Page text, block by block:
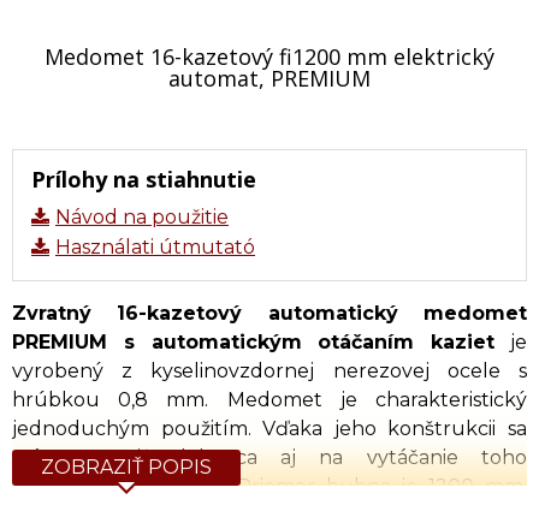
Medomet 16-kazetový fi1200 mm elektrický
automat, PREMIUM
Prílohy na stiahnutie
Návod na použitie
Használati útmutató
Zvratný 16-kazetový automatický medomet
PREMIUM s automatickým otáčaním kaziet je
vyrobený z kyselinovzdornej nerezovej ocele s
hrúbkou 0,8 mm. Medomet je charakteristický
jednoduchým použitím. Vďaka jeho konštrukcii sa
môže použiť dokonca aj na vytáčanie toho
najhustejšieho medu. Priemer bubna je 1200 mm.
ZOBRAZIŤ POPIS